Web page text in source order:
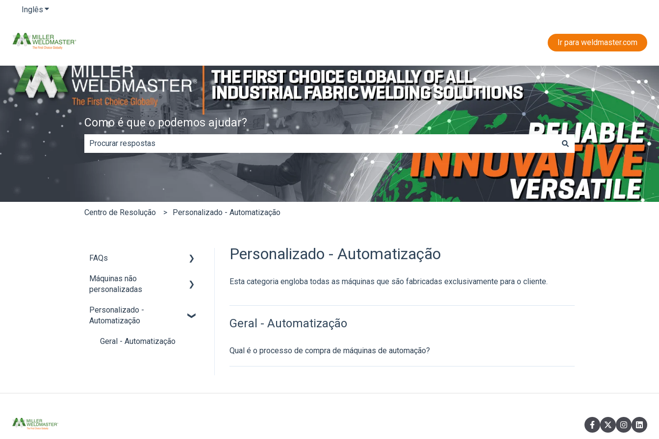
Inglês Mostrar submenu para traduções
Ir para weldmaster.com
Como é que o podemos ajudar?
Não existem sugestões porque o campo de pesquisa está vazio.
Centro de Resolução Personalizado - Automatização
Personalizado - Automatização
Esta categoria engloba todas as máquinas que são fabricadas exclusivamente para o cliente.
Geral - Automatização
Qual é o processo de compra de máquinas de automação?
FAQs
Perguntas sobre o serviço
Perguntas gerais
Máquinas não
personalizadas
Máquinas da série T e 112
Personalizado -
Automatização
Geral - Automatização